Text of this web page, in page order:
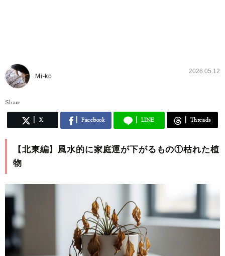
Mi-ko
2026.05.12
Share
X Facebook LINE Threads
【北東編】風水的に家庭運が下がるもの①枯れた植
物